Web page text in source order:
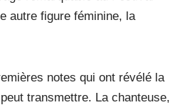
autre figure féminine, la
notes qui ont révélé la
transmettre. La chanteuse,